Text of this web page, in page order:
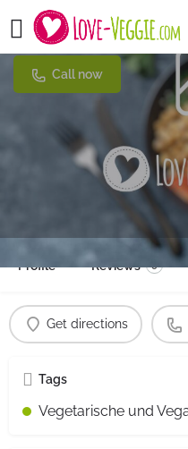
Café Wagner
Call now
Profile Reviews 0
Get directions
Tags